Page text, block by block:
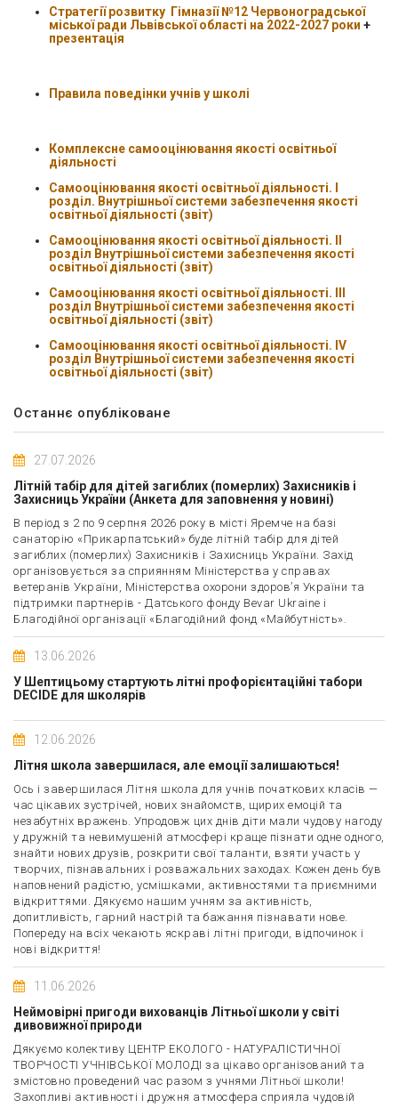
Стратегії розвитку Гімназії №12 Червоноградської
міської ради Львівської області на 2022-2027 роки +
презентація
Правила поведінки учнів у школі
Комплексне самооцінювання якості освітньої
діяльності
Самооцінювання якості освітньої діяльності. І
розділ. Внутрішньої системи забезпечення якості
освітньої діяльності (звіт)
Самооцінювання якості освітньої діяльності. ІІ
розділ Внутрішньої системи забезпечення якості
освітньої діяльності (звіт)
Самооцінювання якості освітньої діяльності. ІІІ
розділ Внутрішньої системи забезпечення якості
освітньої діяльності (звіт)
Самооцінювання якості освітньої діяльності. ІV
розділ Внутрішньої системи забезпечення якості
освітньої діяльності (звіт)
Останнє опубліковане
27.07.2026
Літній табір для дітей загиблих (померлих) Захисників і
Захисниць України (Анкета для заповнення у новині)
В період з 2 по 9 серпня 2026 року в місті Яремче на базі
санаторію «Прикарпатський» буде літній табір для дітей
загиблих (померлих) Захисників і Захисниць України. Захід
організовується за сприянням Міністерства у справах
ветеранів України, Міністерства охорони здоров’я України та
підтримки партнерів - Датського фонду Bevar Ukraine і
Благодійної організації «Благодійний фонд «Майбутність».
13.06.2026
У Шептицьому стартують літні профорієнтаційні табори
DECIDE для школярів
12.06.2026
Літня школа завершилася, але емоції залишаються!
Ось і завершилася Літня школа для учнів початкових класів —
час цікавих зустрічей, нових знайомств, щирих емоцій та
незабутніх вражень. Упродовж цих днів діти мали чудову нагоду
у дружній та невимушеній атмосфері краще пізнати одне одного,
знайти нових друзів, розкрити свої таланти, взяти участь у
творчих, пізнавальних і розважальних заходах. Кожен день був
наповнений радістю, усмішками, активностями та приємними
відкриттями. Дякуємо нашим учням за активність,
допитливість, гарний настрій та бажання пізнавати нове.
Попереду на всіх чекають яскраві літні пригоди, відпочинок і
нові відкриття!
11.06.2026
Неймовірні пригоди вихованців Літньої школи у світі
дивовижної природи
Дякуємо колективу ЦЕНТР ЕКОЛОГО - НАТУРАЛІСТИЧНОЇ
ТВОРЧОСТІ УЧНІВСЬКОЇ МОЛОДІ за цікаво організований та
змістовно проведений час разом з учнями Літньої школи!
Захопливі активності і дружня атмосфера сприяла чудовій